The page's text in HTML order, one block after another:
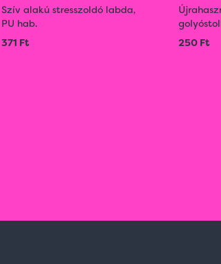
Szív alakú stresszoldó labda,
PU hab.
371 Ft
250 Ft